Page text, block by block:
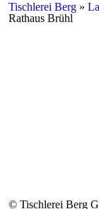
Tischlerei Berg »
Rathaus Brühl
© Tischlerei Berg